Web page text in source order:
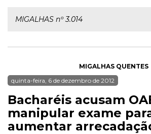
MIGALHAS nº 3.014
MIGALHAS QUENTES
quinta-feira, 6 de dezembro de 2012
Bacharéis acusam
manipular exame
aumentar